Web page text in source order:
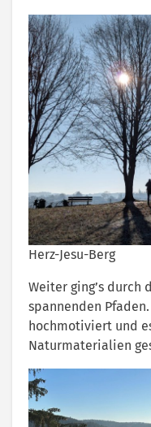
Herz-Jesu-Berg
Weiter ging’s durch
spannenden
hochmotiviert und
Naturmaterialien